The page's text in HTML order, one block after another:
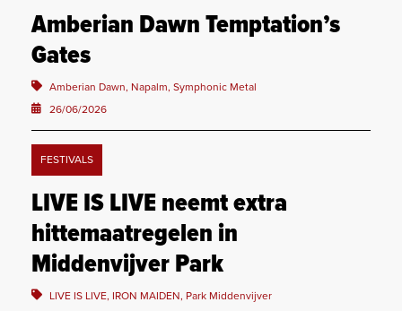
Amberian Dawn Temptation’s
Gates
Amberian Dawn, Napalm, Symphonic Metal
26/06/2026
FESTIVALS
LIVE IS LIVE neemt extra
hittemaatregelen in
Middenvijver Park
LIVE IS LIVE, IRON MAIDEN, Park Middenvijver